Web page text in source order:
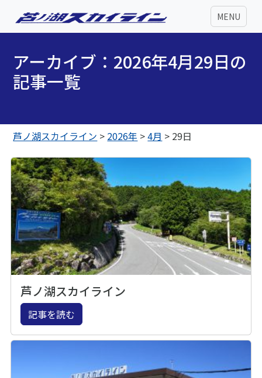
MENU
アーカイブ：2026年4月29日の
記事一覧
芦ノ湖スカイライン > 2026年 >4月 > 29日
芦ノ湖スカイライン
記事を読む